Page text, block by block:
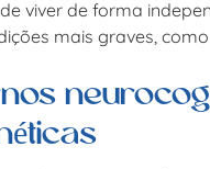
viver de forma
mais graves,